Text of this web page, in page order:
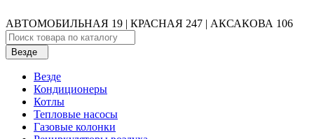
АВТОМОБИЛЬНАЯ 19 | КРАСНАЯ 247 | АКСАКОВА 106
Везде
Везде
Кондиционеры
Котлы
Тепловые насосы
Газовые колонки